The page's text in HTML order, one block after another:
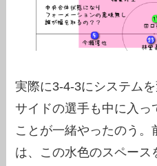
実際に3-4-3にシステム
サイドの選手も中に入っ
ことが一緒やったのう
は、この水色のスペース